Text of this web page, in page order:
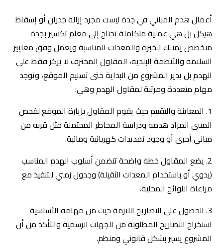
أعمال هدم المباني في جدة ليست مجرد إزالة جدران أو إسقاط
هيكل بل هي عملية متكاملة تحتاج إلى معلم تكسير بجدة
متخصص يمتلك الخبرة والمعدات المناسبة ويعمل وفق معايير
السلامة والأنظمة البلدية، المقاول المحترف لا يركز فقط على
الهدم بل يدير المشروع من البداية حتى تسليم الموقع، وتوجد
مهام متعددة ومرتبة لمقاول الهدم وهي:
1. المعاينة والتقييم حيث يقوم المقاول بزيارة الموقع لفحص
المبنى المراد هدمه ودراسة المخاطر المحتملة مثل قربه من
مباني أخرى أو وجود تمديدات كهربائية ومائية.
2. يضع المقاول خطة واضحة تتضمن أسلوب الهدم المناسب
(يدوي أو باستخدام المعدات الثقيلة) وجدول زمني للتنفيذ مع
مراعاة اللوائح المحلية.
3. الحصول على التصاريح اللازمة حيث من مهامه الأساسية
استخراج التصاريح المطلوبة من الجهات الرسمية والتأكد من أن
المشروع يسير بشكل قانوني ومنظم.